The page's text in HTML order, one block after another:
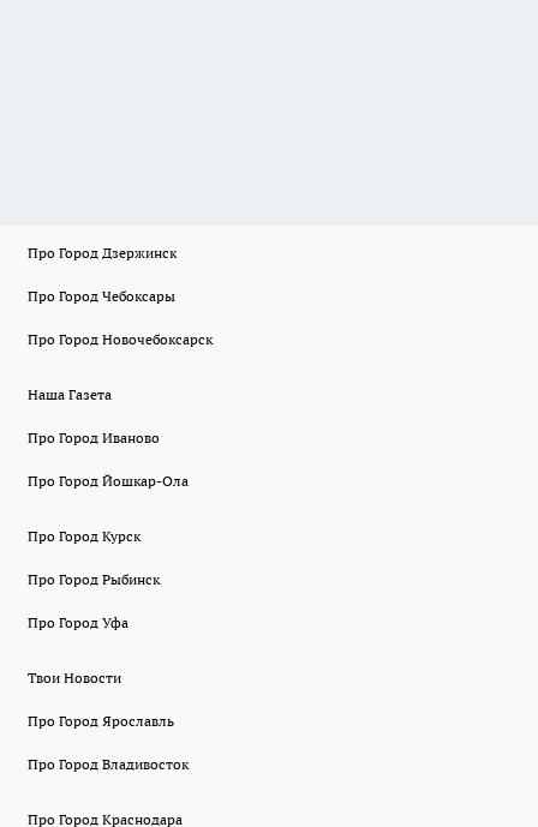
Про Город Дзержинск
Про Город Чебоксары
Про Город Новочебоксарск
Наша Газета
Про Город Иваново
Про Город Йошкар-Ола
Про Город Курск
Про Город Рыбинск
Про Город Уфа
Твои Новости
Про Город Ярославль
Про Город Владивосток
Про Город Краснодара